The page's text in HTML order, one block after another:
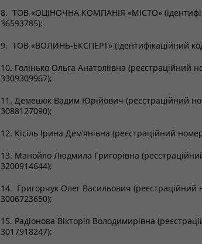
8. ТОВ «ОЦІНОЧНА КОМПАНІЯ «МІСТО»
36593785);
9. ТОВ «ВОЛИНЬ-ЕКСПЕРТ» (ідентифікаційний
10. Голінько Ольга Анатоліївна (реєстраційний
3309309967);
11. Демешок Вадим Юрійович (реєстраційний
3088127090);
12. Кісіль Ірина Дем’янівна (реєстраційний
13. Манойло Людмила Григорівна
3200914644);
14. Григорчук Олег Васильович (реєстраційний
3006723650);
15. Радіонова Вікторія Володимирівна
3017918247);